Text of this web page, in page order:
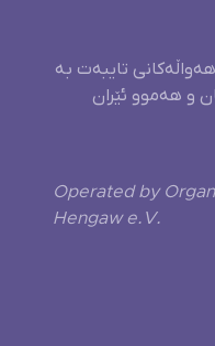
تایبەت بە
و هەموو ئێران
Operated by
Hengaw e.V.